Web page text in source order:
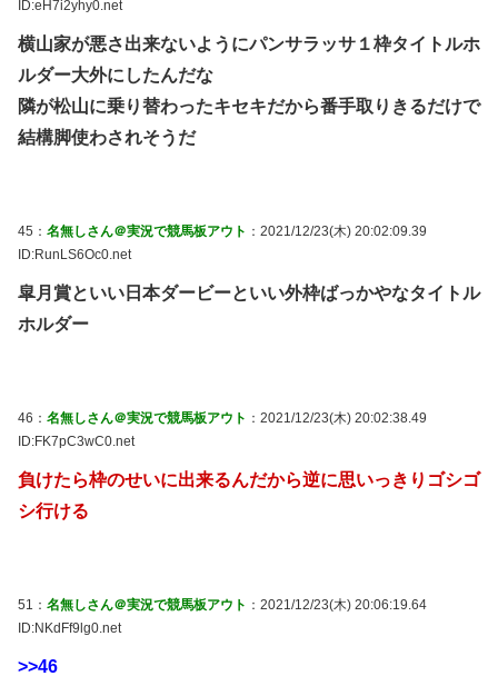
ID:eH7i2yhy0.net
横山家が悪さ出来ないようにパンサラッサ１枠タイトルホ
ルダー大外にしたんだな
隣が松山に乗り替わったキセキだから番手取りきるだけで
結構脚使わされそうだ
45： 名無しさん＠実況で競馬板アウト ：2021/12/23(木) 20:02:09.39
ID:RunLS6Oc0.net
皐月賞といい日本ダービーといい外枠ばっかやなタイトル
ホルダー
46： 名無しさん＠実況で競馬板アウト ：2021/12/23(木) 20:02:38.49
ID:FK7pC3wC0.net
負けたら枠のせいに出来るんだから逆に思いっきりゴシゴ
シ行ける
51： 名無しさん＠実況で競馬板アウト ：2021/12/23(木) 20:06:19.64
ID:NKdFf9lg0.net
>>46